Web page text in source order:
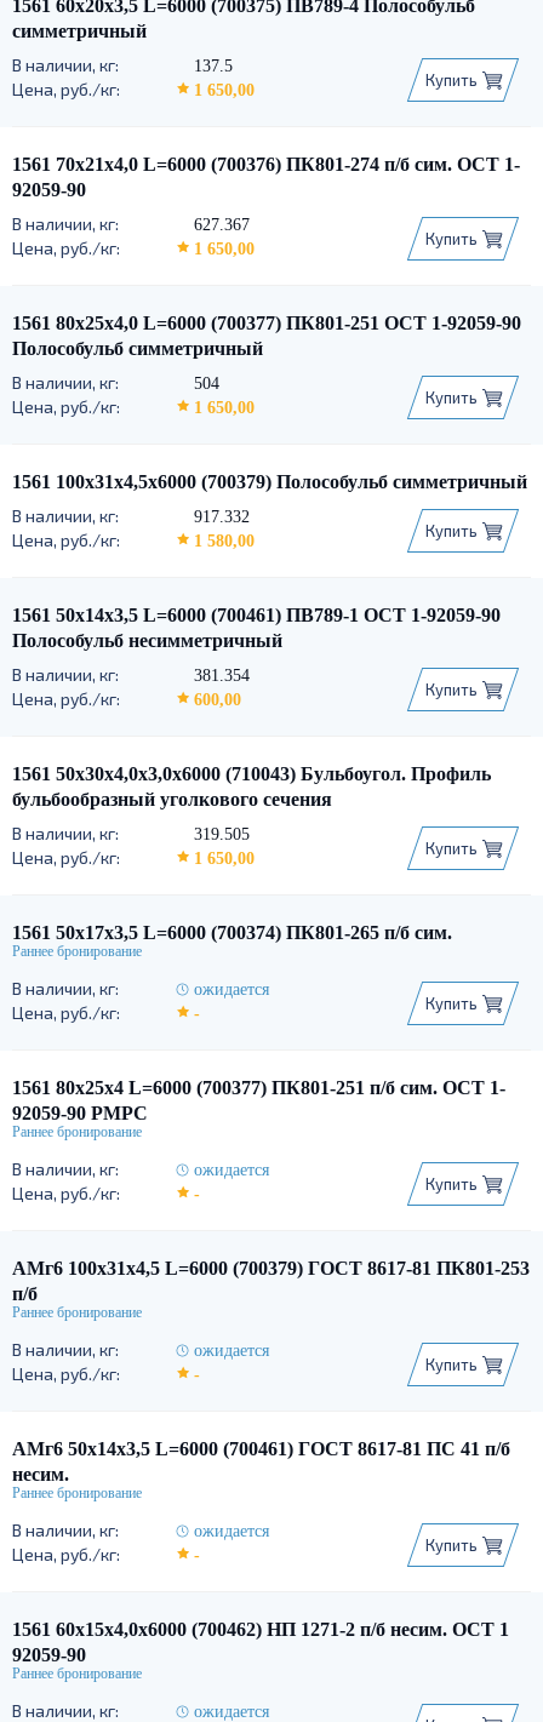
1561 60х20х3,5 L=6000 (700375) ПВ789-4 Полособульб
симметричный
137.5
1 650,00
Купить
1561 70х21х4,0 L=6000 (700376) ПК801-274 п/б сим. ОСТ 1-
92059-90
627.367
1 650,00
Купить
1561 80х25х4,0 L=6000 (700377) ПК801-251 ОСТ 1-92059-90
Полособульб симметричный
504
1 650,00
Купить
1561 100х31х4,5х6000 (700379) Полособульб симметричный
917.332
1 580,00
Купить
1561 50х14х3,5 L=6000 (700461) ПВ789-1 ОСТ 1-92059-90
Полособульб несимметричный
381.354
600,00
Купить
1561 50х30х4,0х3,0х6000 (710043) Бульбоугол. Профиль
бульбообразный уголкового сечения
319.505
1 650,00
Купить
1561 50х17х3,5 L=6000 (700374) ПК801-265 п/б сим.
ожидается
-
Купить
1561 80х25х4 L=6000 (700377) ПК801-251 п/б сим. ОСТ 1-
92059-90 РМРС
ожидается
-
Купить
АМг6 100х31х4,5 L=6000 (700379) ГОСТ 8617-81 ПК801-253
п/б
ожидается
-
Купить
АМг6 50х14х3,5 L=6000 (700461) ГОСТ 8617-81 ПС 41 п/б
несим.
ожидается
-
Купить
1561 60х15х4,0х6000 (700462) НП 1271-2 п/б несим. ОСТ 1
92059-90
ожидается